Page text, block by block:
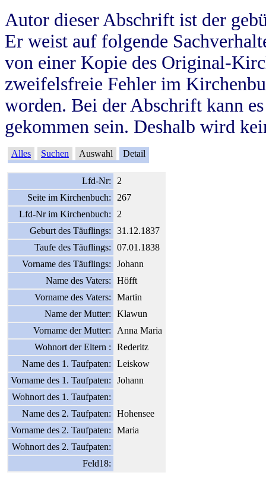
Autor dieser Abschrift ist der
Er weist auf folgende
von einer Kopie des Original-
zweifelsfreie Fehler im
worden. Bei der Abschrift kann
gekommen sein. Deshalb wird
Alles Suchen Auswahl Detail
Lfd-Nr:
2
Seite im Kirchenbuch:
267
Lfd-Nr im Kirchenbuch:
2
Geburt des Täuflings:
31.12.1837
Taufe des Täuflings:
07.01.1838
Vorname des Täuflings:
Johann
Name des Vaters:
Höfft
Vorname des Vaters:
Martin
Name der Mutter:
Klawun
Vorname der Mutter:
Anna Maria
Wohnort der Eltern :
Rederitz
Name des 1. Taufpaten:
Leiskow
Vorname des 1. Taufpaten:
Johann
Wohnort des 1. Taufpaten:
Name des 2. Taufpaten:
Hohensee
Vorname des 2. Taufpaten:
Maria
Wohnort des 2. Taufpaten:
Feld18: